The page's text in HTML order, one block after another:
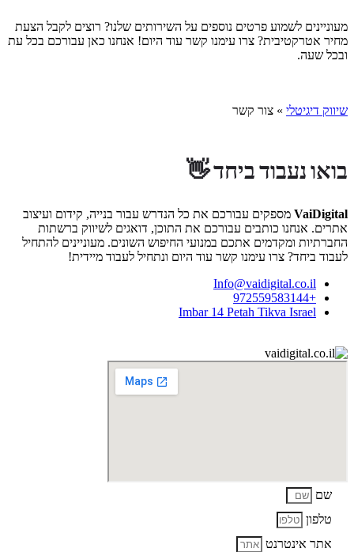
מעוניינים לשמוע פרטים נוספים על השירותים שלנו? רוצים לקבל הצעת
מחיר אטרקטיבית? צרו עימנו קשר עוד היום! אנחנו כאן עבורכם בכל עת
ובכל שעה.
שיווק דיגיטלי » צור קשר
בואו נעבוד ביחד 👋
VaiDigitalמספקים עבורכם את כל הנדרש עבור בנייה, קידום ועיצוב
אתרים. אנחנו כותבים עבורכם את התוכן, דואגים לשיווק ברשתות
החברתיות ומקדמים אתכם במנועי החיפוש השונים. מעוניינים להתחיל
לעבוד ביחד? צרו עימנו קשר עוד היום ונתחיל לעבוד מיידית!
Info@vaidigital.co.il
+972559583144
Imbar 14 Petah Tikva Israel
שם
טלפון
אתר אינטרנט